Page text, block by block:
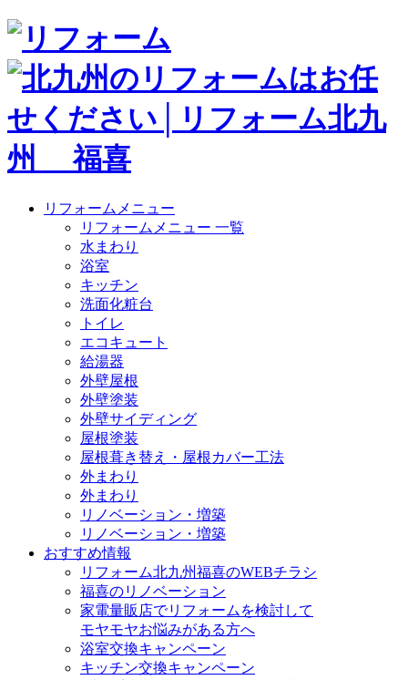
リフォームメニュー
リフォームメニュー 一覧
水まわり
浴室
キッチン
洗面化粧台
トイレ
エコキュート
給湯器
外壁屋根
外壁塗装
外壁サイディング
屋根塗装
屋根葺き替え・屋根カバー工法
外まわり
外まわり
リノベーション・増築
リノベーション・増築
おすすめ情報
リフォーム北九州福喜のWEBチラシ
福喜のリノベーション
家電量販店でリフォームを検討して
モヤモヤお悩みがある方へ
浴室交換キャンペーン
キッチン交換キャンペーン